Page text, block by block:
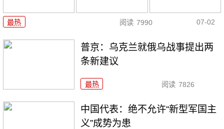
最热 阅读 7990 07-02
普京：乌克兰就俄乌战事提出两
条新建议
最热 阅读 7826
中国代表：绝不允许“新型军国主
义”成势为患